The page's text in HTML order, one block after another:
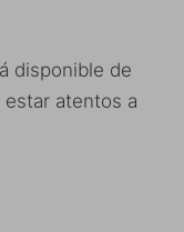
disponible de
atentos a